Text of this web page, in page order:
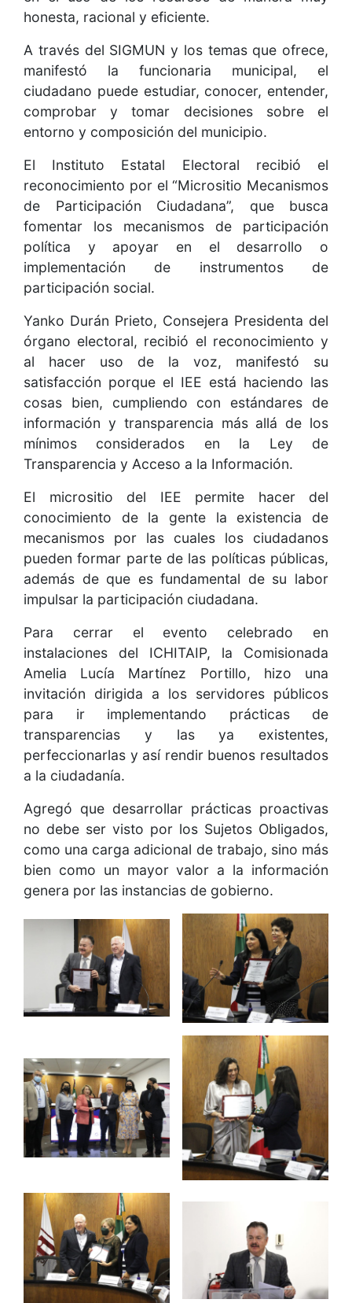
honesta, racional y eficiente.
A través del SIGMUN y los temas que ofrece,
manifestó la funcionaria municipal, el
ciudadano puede estudiar, conocer, entender,
comprobar y tomar decisiones sobre el
entorno y composición del municipio.
El Instituto Estatal Electoral recibió el
reconocimiento por el “Micrositio Mecanismos
de Participación Ciudadana”, que busca
fomentar los mecanismos de participación
política y apoyar en el desarrollo o
implementación de instrumentos de
participación social.
Yanko Durán Prieto, Consejera Presidenta del
órgano electoral, recibió el reconocimiento y
al hacer uso de la voz, manifestó su
satisfacción porque el IEE está haciendo las
cosas bien, cumpliendo con estándares de
información y transparencia más allá de los
mínimos considerados en la Ley de
Transparencia y Acceso a la Información.
El micrositio del IEE permite hacer del
conocimiento de la gente la existencia de
mecanismos por las cuales los ciudadanos
pueden formar parte de las políticas públicas,
además de que es fundamental de su labor
impulsar la participación ciudadana.
Para cerrar el evento celebrado en
instalaciones del ICHITAIP, la Comisionada
Amelia Lucía Martínez Portillo, hizo una
invitación dirigida a los servidores públicos
para ir implementando prácticas de
transparencias y las ya existentes,
perfeccionarlas y así rendir buenos resultados
a la ciudadanía.
Agregó que desarrollar prácticas proactivas
no debe ser visto por los Sujetos Obligados,
como una carga adicional de trabajo, sino más
bien como un mayor valor a la información
genera por las instancias de gobierno.